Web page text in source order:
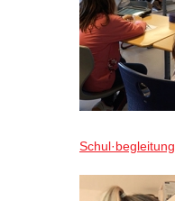
Schul·begleitung